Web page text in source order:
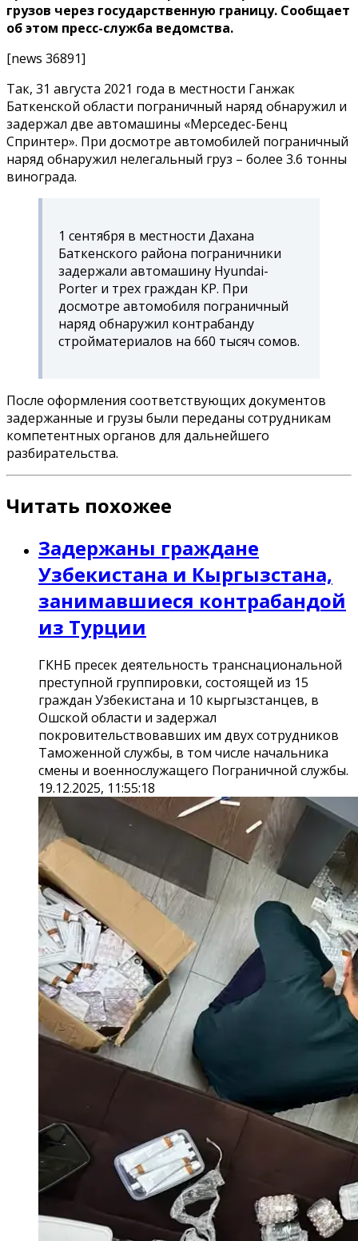
грузов через государственную границу. Сообщает
об этом пресс-служба ведомства.
[news 36891]
Так, 31 августа 2021 года в местности Ганжак
Баткенской области пограничный наряд обнаружил и
задержал две автомашины «Мерседес-Бенц
Спринтер». При досмотре автомобилей пограничный
наряд обнаружил нелегальный груз – более 3.6 тонны
винограда.
1 сентября в местности Дахана
Баткенского района пограничники
задержали автомашину Hyundai-
Porter и трех граждан КР. При
досмотре автомобиля пограничный
наряд обнаружил контрабанду
стройматериалов на 660 тысяч сомов.
После оформления соответствующих документов
задержанные и грузы были переданы сотрудникам
компетентных органов для дальнейшего
разбирательства.
Читать похожее
Задержаны граждане
Узбекистана и Кыргызстана,
занимавшиеся контрабандой
из Турции
ГКНБ пресек деятельность транснациональной
преступной группировки, состоящей из 15
граждан Узбекистана и 10 кыргызстанцев, в
Ошской области и задержал
покровительствовавших им двух сотрудников
Таможенной службы, в том числе начальника
смены и военнослужащего Пограничной службы.
19.12.2025, 11:55:18